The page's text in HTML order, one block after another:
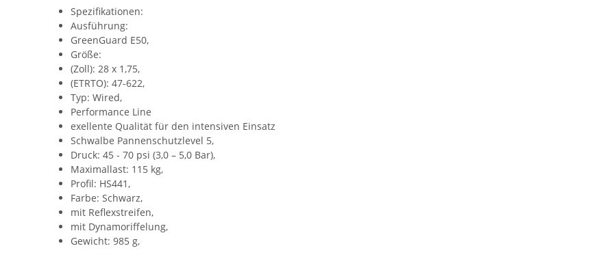
Spezifikationen:
Ausführung:
GreenGuard E50,
Größe:
(Zoll): 28 x 1,75,
(ETRTO): 47-622,
Typ: Wired,
Performance Line
exellente Qualität für den intensiven Einsatz
Schwalbe Pannenschutzlevel 5,
Druck: 45 - 70 psi (3,0 – 5,0 Bar),
Maximallast: 115 kg,
Profil: HS441,
Farbe: Schwarz,
mit Reflexstreifen,
mit Dynamoriffelung,
Gewicht: 985 g,